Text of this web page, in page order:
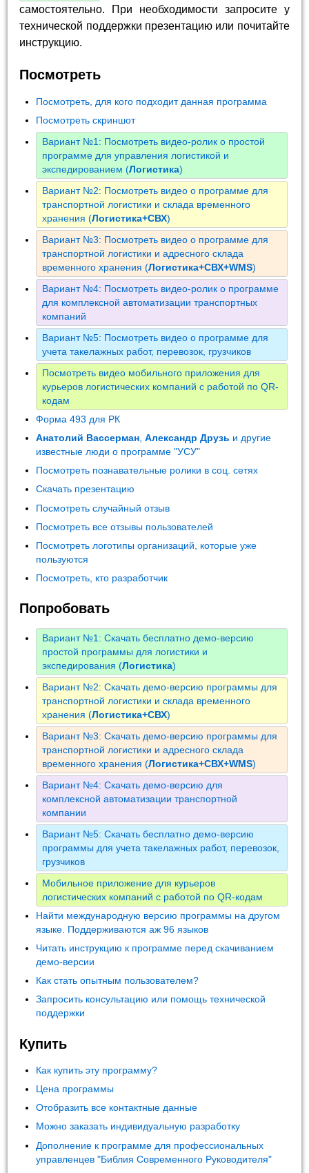
самостоятельно. При необходимости запросите у
технической поддержки презентацию или почитайте
инструкцию.
Посмотреть
Посмотреть, для кого подходит данная программа
Посмотреть скриншот
Вариант №1: Посмотреть видео-ролик о простой
программе для управления логистикой и
экспедированием (Логистика)
Вариант №2: Посмотреть видео о программе для
транспортной логистики и склада временного
хранения (Логистика+СВХ)
Вариант №3: Посмотреть видео о программе для
транспортной логистики и адресного склада
временного хранения (Логистика+СВХ+WMS)
Вариант №4: Посмотреть видео-ролик о программе
для комплексной автоматизации транспортных
компаний
Вариант №5: Посмотреть видео о программе для
учета такелажных работ, перевозок, грузчиков
Посмотреть видео мобильного приложения для
курьеров логистических компаний с работой по QR-
кодам
Форма 493 для РК
Анатолий Вассерман ,Александр Друзь и другие
известные люди о программе "УСУ"
Посмотреть познавательные ролики в соц. сетях
Скачать презентацию
Посмотреть случайный отзыв
Посмотреть все отзывы пользователей
Посмотреть логотипы организаций, которые уже
пользуются
Посмотреть, кто разработчик
Попробовать
Вариант №1: Скачать бесплатно демо-версию
простой программы для логистики и
экспедирования (Логистика)
Вариант №2: Скачать демо-версию программы для
транспортной логистики и склада временного
хранения (Логистика+СВХ)
Вариант №3: Скачать демо-версию программы для
транспортной логистики и адресного склада
временного хранения (Логистика+СВХ+WMS)
Вариант №4: Скачать демо-версию для
комплексной автоматизации транспортной
компании
Вариант №5: Скачать бесплатно демо-версию
программы для учета такелажных работ, перевозок,
грузчиков
Мобильное приложение для курьеров
логистических компаний с работой по QR-кодам
Найти международную версию программы на другом
языке. Поддерживаются аж 96 языков
Читать инструкцию к программе перед скачиванием
демо-версии
Как стать опытным пользователем?
Запросить консультацию или помощь технической
поддержки
Купить
Как купить эту программу?
Цена программы
Отобразить все контактные данные
Можно заказать индивидуальную разработку
Дополнение к программе для профессиональных
управленцев "Библия Современного Руководителя"